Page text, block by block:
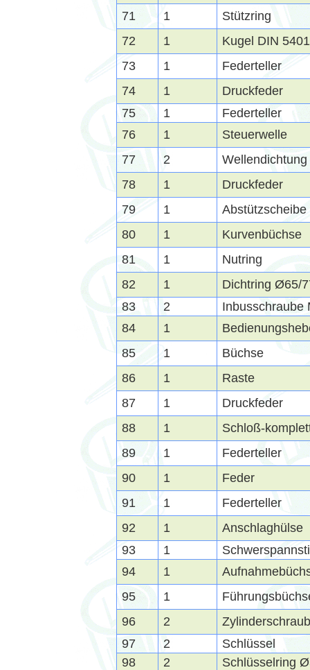
71 1
Stützring
72
1
Kugel DIN 5401
73
1
Federteller
74
1
Druckfeder
75
1
Federteller
76
1
Steuerwelle
77
2
Wellendichtung
78
1
Druckfeder
79
1
Abstützscheibe
80
1
Kurvenbüchse
81
1
Nutring
82
1
Dichtring Ø65/
83
2
Inbusschraube
84
1
85
1
Büchse
86
1
Raste
87
1
Druckfeder
88
1
Schloß-
89
1
Federteller
90
1
Feder
91
1
Federteller
92
1
Anschlaghülse
93
1
94
1
95
1
96
2
97
2
Schlüssel
98
2
Schlüsselring